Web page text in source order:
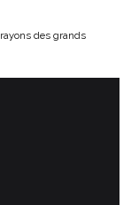
des grands